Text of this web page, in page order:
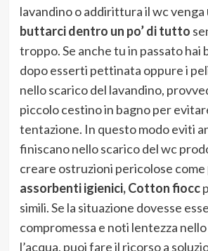
lavandino o addirittura il wc venga
buttarci dentro un po’ di tutto
troppo. Se anche tu in passato hai
dopo esserti pettinata oppure i
nello scarico del lavandino,
piccolo cestino in bagno per
tentazione. In questo modo eviti
finiscano nello scarico del wc
creare ostruzioni pericolose come
assorbenti igienici, Cotton fiocc
simili. Se la situazione dovesse
compromessa e noti lentezza
l’acqua, puoi fare il ricorso a